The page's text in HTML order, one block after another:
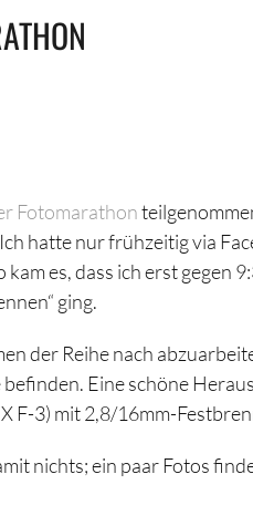
Fotomarathon
hatte nur frühzeitig via
es, dass ich erst gegen
ging.
der Reihe nach
Eine schöne
F-3) mit 2,8/16mm-
nichts; ein paar Fotos